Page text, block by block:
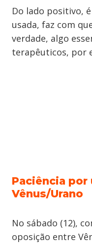
Do lado positivo,
usada, faz com
verdade, algo
terapêuticos, por
Paciência por
Vênus/Urano
No sábado (12),
oposição entre